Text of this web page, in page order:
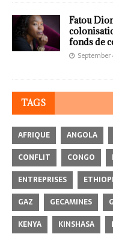
Fatou
fonds de
September
TAGS
AFRIQUE ANGOLA
CONFLIT
CONGO
ENTREPRISES
GAZ
GECAMINES
KENYA
KINSHASA